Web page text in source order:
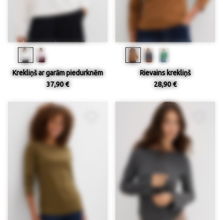
Krekliņš ar garām piedurknēm
37,90 €
Rievains krekliņš
28,90 €